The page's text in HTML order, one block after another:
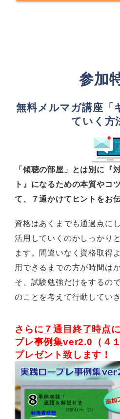
参加
無料メルマガ講座「
ていく方
「傾聴の部屋」とは別に『
ト』になるための本質やコ
て、７通かけてヒントをお
資格はあくまでも通過点に
活用していくのかしっかり
ます。間違いなく資格取得
用できるまでの方が時間は
そ、試験勉強だけをするの
のことを考えて行動してい
さらに ７通目終了時点
プレ事例集ver2.0（４
プレゼント致します！